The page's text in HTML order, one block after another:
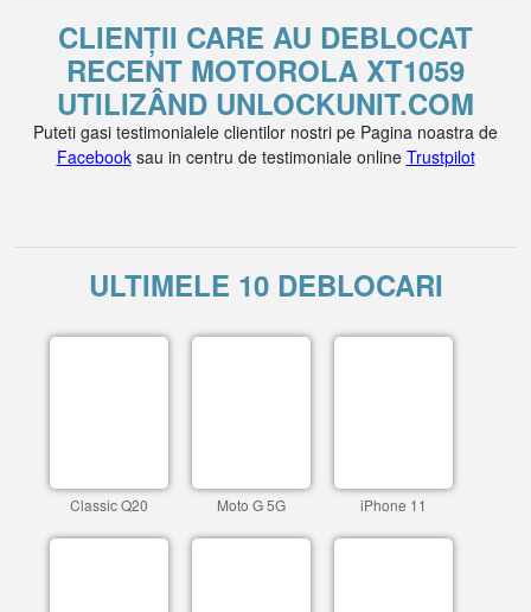
CLIENȚII CARE AU DEBLOCAT
RECENT MOTOROLA XT1059
UTILIZÂND UNLOCKUNIT.COM
Puteti gasi testimonialele clientilor nostri pe Pagina noastra de
Facebooksau in centru de testimoniale online Trustpilot
ULTIMELE 10 DEBLOCARI
Classic Q20 Moto G 5G iPhone 11